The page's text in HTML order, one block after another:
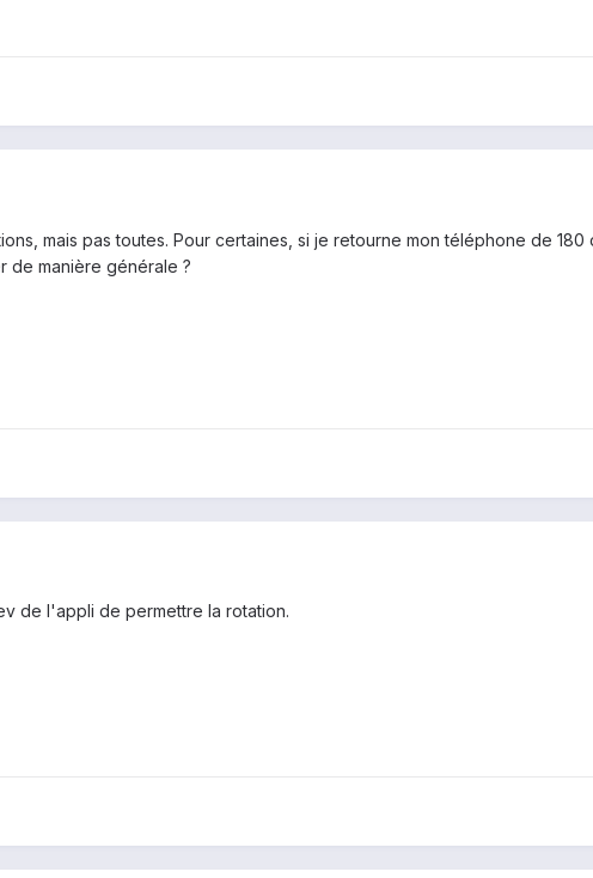
mais pas toutes. Pour certaines, si je retourne mon téléphone de
de manière générale ?
de l'appli de permettre la rotation.